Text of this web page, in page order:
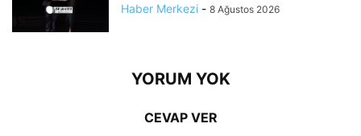
Haber Merkezi - 8 Ağustos 2026
YORUM YOK
CEVAP VER